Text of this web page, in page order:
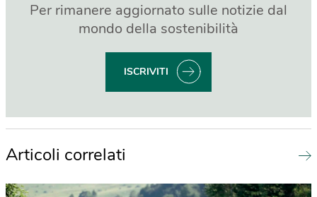
Per rimanere aggiornato sulle notizie dal
mondo della sostenibilità
ISCRIVITI
Articoli correlati